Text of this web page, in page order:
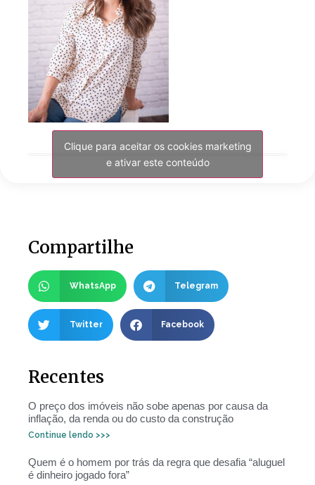
Clique para aceitar os cookies marketing
e ativar este conteúdo
Compartilhe
WhatsApp Telegram
Twitter Facebook
Recentes
O preço dos imóveis não sobe apenas por causa da
inflação, da renda ou do custo da construção
Continue lendo >>>
Quem é o homem por trás da regra que desafia “aluguel
é dinheiro jogado fora”